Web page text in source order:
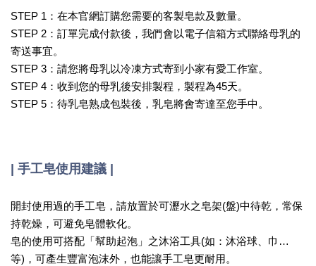
STEP 1：在本官網訂購您需要的客製皂款及數量。
STEP 2：訂單完成付款後，我們會以電子信箱方式聯絡母乳的
寄送事宜。
STEP 3：請您將母乳以冷凍方式寄到小家有愛工作室。
STEP 4：收到您的母乳後安排製程，製程為45天。
STEP 5：待乳皂熟成包裝後，乳皂將會寄達至您手中。
| 手工皂使用建議 |
開封使用過的手工皂，請放置於可瀝水之皂架(盤)中待乾，常保
持乾燥，可避免皂體軟化。
皂的使用可搭配「幫助起泡」之沐浴工具(如：沐浴球、巾…
等)，可產生豐富泡沫外，也能讓手工皂更耐用。